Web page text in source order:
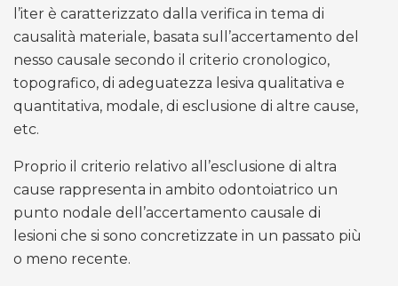
l’iter è caratterizzato dalla verifica in tema di
causalità materiale, basata sull’accertamento del
nesso causale secondo il criterio cronologico,
topografico, di adeguatezza lesiva qualitativa e
quantitativa, modale, di esclusione di altre cause,
etc.
Proprio il criterio relativo all’esclusione di altra
cause rappresenta in ambito odontoiatrico un
punto nodale dell’accertamento causale di
lesioni che si sono concretizzate in un passato più
o meno recente.